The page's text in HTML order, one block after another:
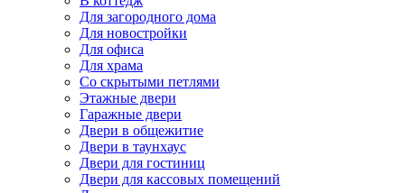
Для загородного дома
Для новостройки
Для офиса
Для храма
Со скрытыми петлями
Этажные двери
Гаражные двери
Двери в общежитие
Двери в таунхаус
Двери для гостиниц
Двери для кассовых помещений